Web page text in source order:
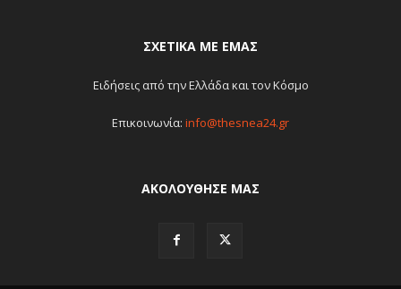
ΣΧΕΤΙΚΆ ΜΕ ΕΜΆΣ
Ειδήσεις από την Ελλάδα και τον Κόσμο
Επικοινωνία: info@thesnea24.gr
ΑΚΟΛΟΥΘΗΣΕ ΜΑΣ